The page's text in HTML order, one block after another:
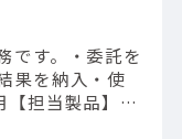
す。
・委託を
果を納入 ・使
【担当製品】